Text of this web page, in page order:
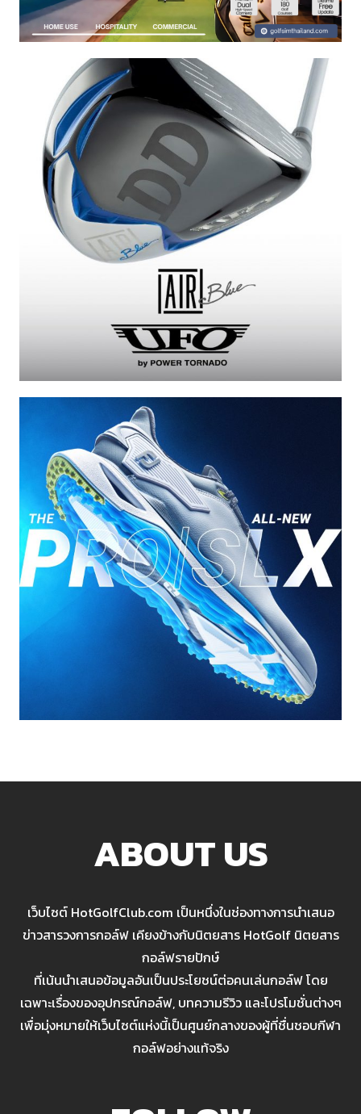
ABOUT US
เว็บไซต์ HotGolfClub.com เป็นหนึ่งในช่องทางการนำเสนอ
ข่าวสารวงการกอล์ฟ เคียงข้างกับนิตยสาร HotGolf นิตยสาร
กอล์ฟรายปักษ์
ที่เน้นนำเสนอข้อมูลอันเป็นประโยชน์ต่อคนเล่นกอล์ฟ โดย
เฉพาะเรื่องของอุปกรณ์กอล์ฟ, บทความรีวิว และโปรโมชั่นต่างๆ
เพื่อมุ่งหมายให้เว็บไซต์แห่งนี้เป็นศูนย์กลางของผู้ที่ชื่นชอบกีฬา
กอล์ฟอย่างแท้จริง